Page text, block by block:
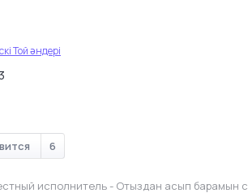
Той әндері
6
исполнитель - Отыздан асып барамын с